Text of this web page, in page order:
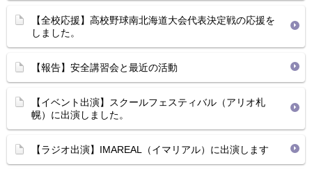
【全校応援】高校野球南北海道大会代表決定戦の応援を
しました。
【報告】安全講習会と最近の活動
【イベント出演】スクールフェスティバル（アリオ札
幌）に出演しました。
【ラジオ出演】IMAREAL（イマリアル）に出演します